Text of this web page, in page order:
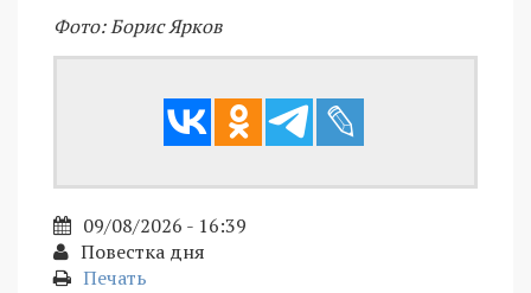
Фото: Борис Ярков
09/08/2026 - 16:39
Повестка дня
Печать